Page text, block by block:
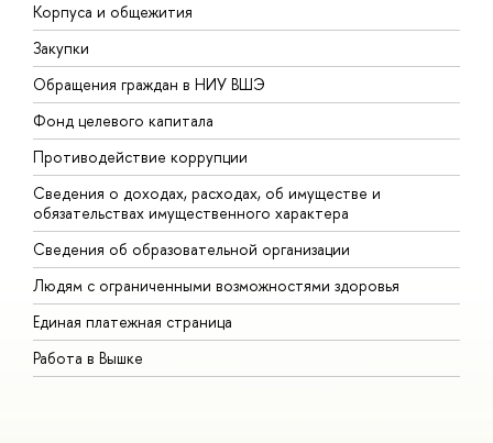
Корпуса и общежития
Закупки
Обращения граждан в НИУ ВШЭ
Фонд целевого капитала
Противодействие коррупции
Сведения о доходах, расходах, об имуществе и
обязательствах имущественного характера
Сведения об образовательной организации
Людям с ограниченными возможностями здоровья
Единая платежная страница
Работа в Вышке